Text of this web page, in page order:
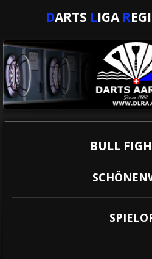
springen
DARTS LIGA R
BULL